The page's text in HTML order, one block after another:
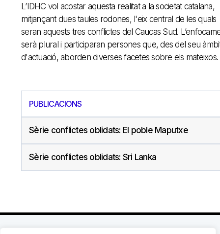
L’IDHC vol acostar aquesta realitat a la societat catalana,
mitjançant dues taules rodones, l'eix central de les quals
seran aquests tres conflictes del Caucas Sud.
serà plural i participaran persones que, des del seu
d'actuació, aborden diverses facetes sobre els mateixos.
PUBLICACIONS
Sèrie conflictes oblidats: El poble Maputxe
Sèrie conflictes oblidats: Sri Lanka